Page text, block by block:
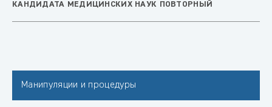
КАНДИДАТА МЕДИЦИНСКИХ НАУК ПОВТОРНЫЙ
Манипуляции и процедуры